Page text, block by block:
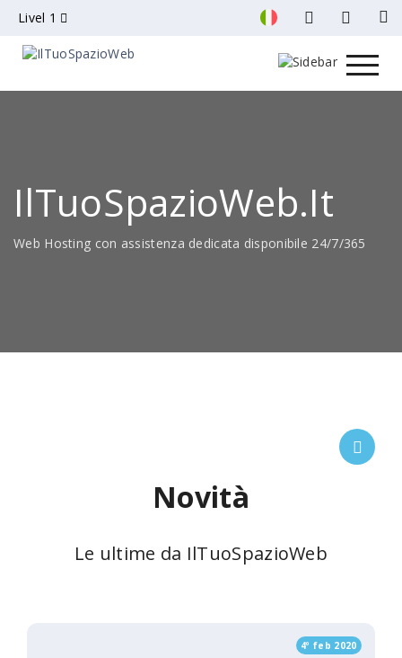
Livel 1
IlTuoSpazioWeb.it
Web Hosting con assistenza dedicata disponibile 24/7/365
Novità
Le ultime da IlTuoSpazioWeb
4º feb 2020